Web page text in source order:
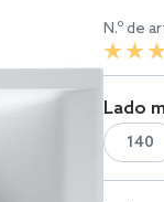
N.º de
Lado
140